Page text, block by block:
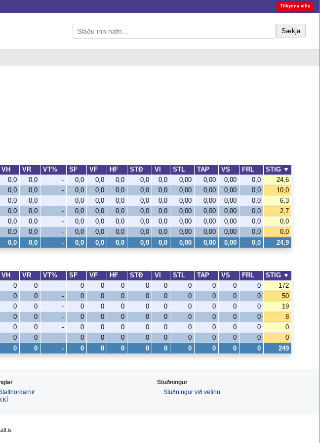
Tilkynna villu
Sækja
VH VR VT% SF VF HF STÐ VI STL TAP VS FRL STIG ▼
0 0 - 0 0 0 0 0 0 0 0 0
172
0 0 - 0 0 0 0 0 0 0 0 0
50
0 0 - 0 0 0 0 0 0 0 0 0
19
0 0 - 0 0 0 0 0 0 0 0 0
8
0 0 - 0 0 0 0 0 0 0 0 0
0
0 0 - 0 0 0 0 0 0 0 0 0 0
0 0 - 0 0 0 0 0 0 0 0 0 249
VH VR VT% SF VF HF STÐ VI STL TAP VS FRL STIG ▼
0,0 0,0 - 0,0 0,0 0,0 0,0 0,0 0,00 0,00 0,00 0,0
24,6
0,0 0,0 - 0,0 0,0 0,0 0,0 0,0 0,00 0,00 0,00 0,0
10,0
0,0 0,0 - 0,0 0,0 0,0 0,0 0,0 0,00 0,00 0,00 0,0
6,3
0,0 0,0 - 0,0 0,0 0,0 0,0 0,0 0,00 0,00 0,00 0,0
2,7
0,0 0,0 - 0,0 0,0 0,0 0,0 0,0 0,00 0,00 0,00 0,0
0,0
0,0 0,0 - 0,0 0,0 0,0 0,0 0,0 0,00 0,00 0,00 0,0 0,0
0,0 0,0 - 0,0 0,0 0,0 0,0 0,0 0,00 0,00 0,00 0,0 24,9
Stuðningur
Stuðningur við vefinn